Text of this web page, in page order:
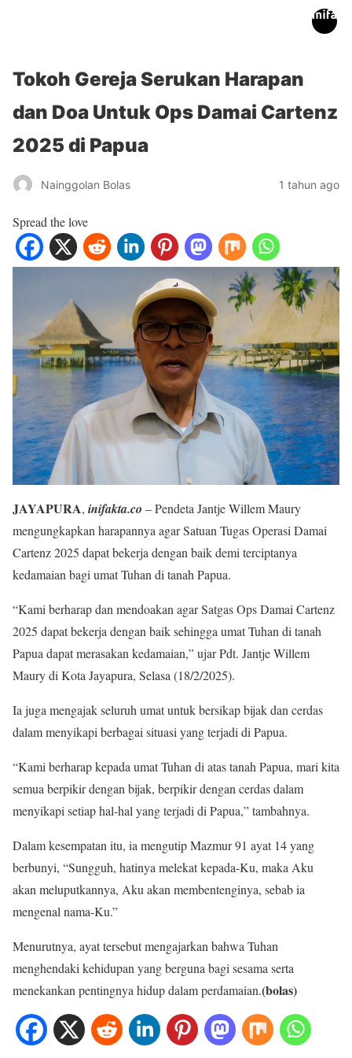
Tokoh Gereja Serukan Harapan
dan Doa Untuk Ops Damai Cartenz
2025 di Papua
Nainggolan Bolas 1 tahun ago
Spread the love
JAYAPURA, inifakta.co – Pendeta Jantje Willem Maury
mengungkapkan harapannya agar Satuan Tugas Operasi Damai
Cartenz 2025 dapat bekerja dengan baik demi terciptanya
kedamaian bagi umat Tuhan di tanah Papua.
“Kami berharap dan mendoakan agar Satgas Ops Damai Cartenz
2025 dapat bekerja dengan baik sehingga umat Tuhan di tanah
Papua dapat merasakan kedamaian,” ujar Pdt. Jantje Willem
Maury di Kota Jayapura, Selasa (18/2/2025).
Ia juga mengajak seluruh umat untuk bersikap bijak dan cerdas
dalam menyikapi berbagai situasi yang terjadi di Papua.
“Kami berharap kepada umat Tuhan di atas tanah Papua, mari kita
semua berpikir dengan bijak, berpikir dengan cerdas dalam
menyikapi setiap hal-hal yang terjadi di Papua,” tambahnya.
Dalam kesempatan itu, ia mengutip Mazmur 91 ayat 14 yang
berbunyi, “Sungguh, hatinya melekat kepada-Ku, maka Aku
akan meluputkannya, Aku akan membentenginya, sebab ia
mengenal nama-Ku.”
Menurutnya, ayat tersebut mengajarkan bahwa Tuhan
menghendaki kehidupan yang berguna bagi sesama serta
menekankan pentingnya hidup dalam perdamaian.(bolas)